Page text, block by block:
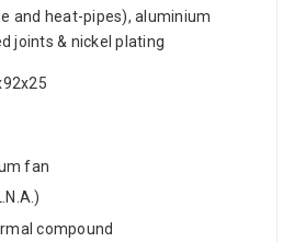
and heat-pipes), aluminium
joints & nickel plating
fan
compound